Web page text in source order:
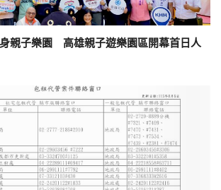
親子樂園 高雄親子遊樂園區開幕首日人